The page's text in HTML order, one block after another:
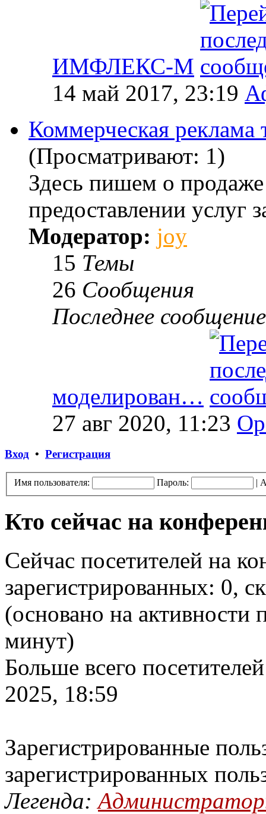
ИМФЛЕКС-М
14 май 2017, 23:19
Коммерческая реклама
(Просматривают: 1)
Здесь пишем о
предоставлении услуг
Модератор: joy
15 Темы
26 Сообщения
Последнее сообщение
моделирован…
27 авг 2020, 11:23
Вход • Регистрация
Имя пользователя: Пароль: |
Кто сейчас на
Сейчас посетителей на
зарегистрированных: 0,
(основано на активности
минут)
Больше всего
2025, 18:59
Зарегистрированные
зарегистрированных
Легенда: